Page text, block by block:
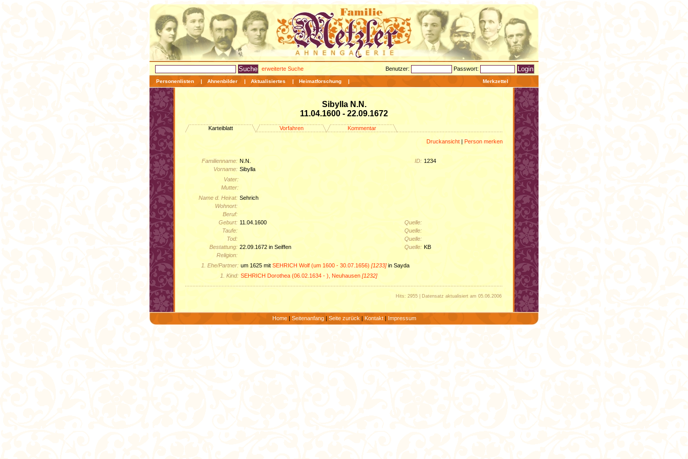
erweiterte Suche Benutzer: Passwort:
Personenlisten | Ahnenbilder | Aktualisiertes | Heimatforschung | Merkzettel
Sibylla N.N.
11.04.1600 - 22.09.1672
Karteiblatt Vorfahren Kommentar
Druckansicht | Person merken
Familienname: N.N. ID: 1234
Vorname: Sibylla
Vater:
Mutter:
Name d. Heirat: Sehrich
Wohnort:
Beruf:
Geburt: 11.04.1600
Quelle:
Taufe:
Quelle:
Tod:
Quelle:
Bestattung: 22.09.1672 in Seiffen Quelle: KB
Religion:
1. Ehe/Partner: um 1625 mit SEHRICH Wolf (um 1600 - 30.07.1656) [1233]in Sayda
1. Kind: SEHRICH Dorothea (06.02.1634 - ), Neuhausen [1232]
Hits: 2955 | Datensatz aktualisiert am 05.06.2006
Home| Seitenanfang| Seite zurück | Kontakt| Impressum